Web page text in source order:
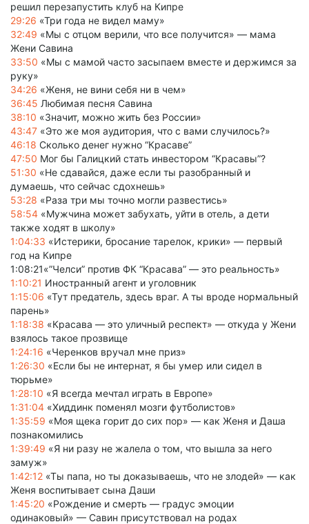
решил перезапустить клуб на Кипре
29:26 «Три года не видел маму»
32:49 «Мы с отцом верили, что все получится» — мама
Жени Савина
33:50 «Мы с мамой часто засыпаем вместе и держимся за
руку»
34:26 «Женя, не вини себя ни в чем»
36:45 Любимая песня Савина
38:10 «Значит, можно жить без России»
43:47 «Это же моя аудитория, что с вами случилось?»
46:18 Сколько денег нужно “Красаве”
47:50 Мог бы Галицкий стать инвестором “Красавы”?
51:30 «Не сдавайся, даже если ты разобранный и
думаешь, что сейчас сдохнешь»
53:28 «Раза три мы точно могли развестись»
58:54 «Мужчина может забухать, уйти в отель, а дети
также ходят в школу»
1:04:33 «Истерики, бросание тарелок, крики» — первый
год на Кипре
1:08:21«”Челси” против ФК “Красава” — это реальность»
1:10:21 Иностранный агент и уголовник
1:15:06 «Тут предатель, здесь враг. А ты вроде нормальный
парень»
1:18:38 «Красава — это уличный респект» — откуда у Жени
взялось такое прозвище
1:24:16 «Черенков вручал мне приз»
1:26:30 «Если бы не интернат, я бы умер или сидел в
тюрьме»
1:28:10 «Я всегда мечтал играть в Европе»
1:31:04 «Хиддинк поменял мозги футболистов»
1:35:59 «Моя щека горит до сих пор» — как Женя и Даша
познакомились
1:39:49 «Я ни разу не жалела о том, что вышла за него
замуж»
1:42:12 «Ты папа, но ты доказываешь, что не злодей» — как
Женя воспитывает сына Даши
1:45:20 «Рождение и смерть — градус эмоции
одинаковый» — Савин присутствовал на родах